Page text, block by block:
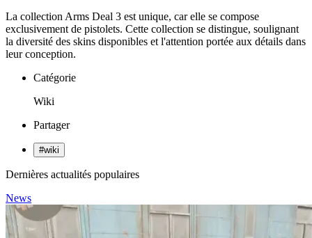
La collection Arms Deal 3 est unique, car elle se compose
exclusivement de pistolets. Cette collection se distingue, soulignant
la diversité des skins disponibles et l'attention portée aux détails dans
leur conception.
Catégorie
Wiki
Partager
#wiki
Dernières actualités populaires
News